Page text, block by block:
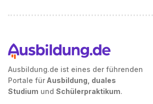
Ausbildung.de ist eines der führenden
Portale für Ausbildung, duales
Studium und Schülerpraktikum.